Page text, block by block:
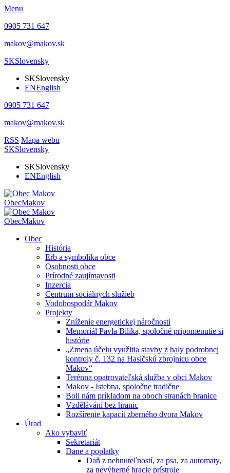
Menu
0905 731 647
makov@makov.sk
SKSlovensky
SKSlovensky
ENEnglish
0905 731 647
makov@makov.sk
RSS Mapa webu
SKSlovensky
SKSlovensky
ENEnglish
ObecMakov
ObecMakov
Obec
História
Erb a symbolika obce
Osobnosti obce
Prírodné zaujímavosti
Inzercia
Centrum sociálnych služieb
Vodohospodár Makov
Projekty
Zníženie energetickej náročnosti
Memoriál Pavla Bilíka, spoločné pripomenutie si
histórie
„Zmena účelu využitia stavby z haly podrobnej
kontroly č. 132 na Hasičskú zbrojnicu obce
Makov“
Terénna opatrovateľská služba v obci Makov
Makov - Istebna, spoločne tradične
Boli nám príkladom na oboch stranách hranice
Vzdělávání bez hranic
Rozšírenie kapacít zberného dvora Makov
Úrad
Ako vybaviť
Sekretariát
Dane a poplatky
Daň z nehnuteľností, za psa, za automaty,
za nevýherné hracie prístroje